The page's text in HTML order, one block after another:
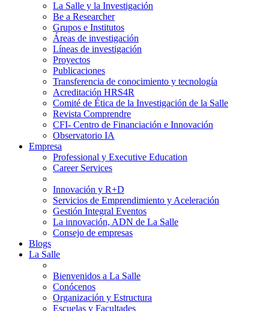
La Salle y la Investigación
Be a Researcher
Grupos e Institutos
Áreas de investigación
Líneas de investigación
Proyectos
Publicaciones
Transferencia de conocimiento y tecnología
Acreditación HRS4R
Comité de Ética de la Investigación de la Salle
Revista Comprendre
CFI- Centro de Financiación e Innovación
Observatorio IA
Empresa
Professional y Executive Education
Career Services
Innovación y R+D
Servicios de Emprendimiento y Aceleración
Gestión Integral Eventos
La innovación, ADN de La Salle
Consejo de empresas
Blogs
La Salle
Bienvenidos a La Salle
Conócenos
Organización y Estructura
Escuelas y Facultades